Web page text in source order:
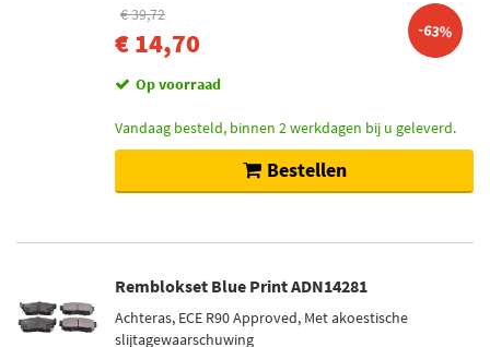
€ 39,72
€ 14,70 -63%
Op voorraad
Vandaag besteld, binnen 2 werkdagen bij u geleverd.
Bestellen
Remblokset Blue Print ADN14281
Achteras, ECE R90 Approved, Met akoestische
slijtagewaarschuwing